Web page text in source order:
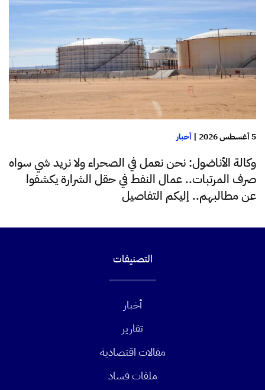
5 أغسطس 2026 | أخبار
وكالة الأناضول: نحن نعمل في الصحراء ولا نريد شي سواه
صرف المرتبات.. عمال النفط في حقل الشرارة يكشفوا
عن مطالبهم.. إليكم التفاصيل
التصنيفات
أخبار
تقارير
مقالات اقتصادية
ملفات فساد